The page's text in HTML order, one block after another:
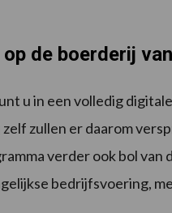
de boerderij
u in een volledig
zullen er daarom
verder ook bol
bedrijfsvoering,